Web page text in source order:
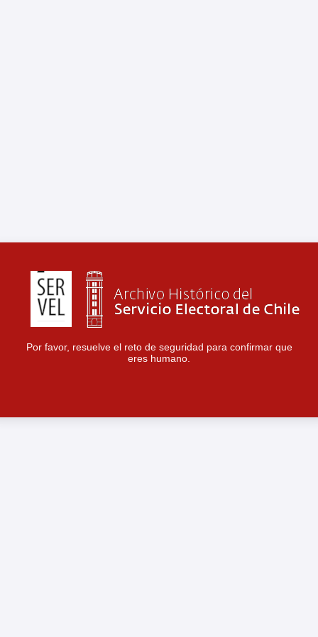
Por favor, resuelve el reto de seguridad para confirmar que
eres humano.